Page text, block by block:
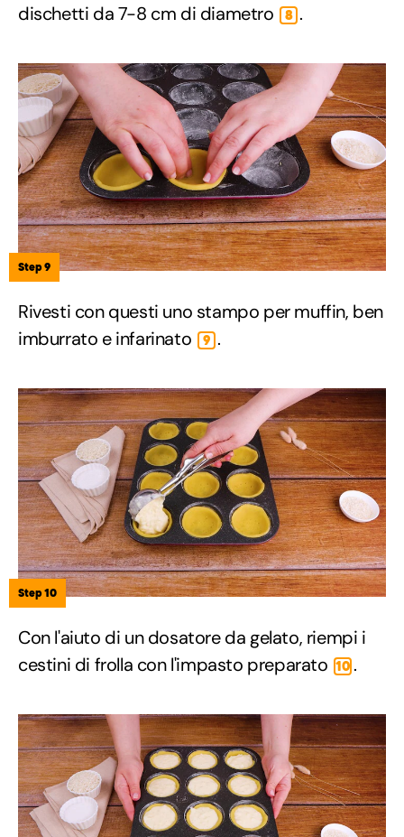
dischetti da 7-8 cm di diametro
8 .
Step 9
Rivesti con questi uno stampo per muffin, ben
imburrato e infarinato
9 .
Step 10
Con l'aiuto di un dosatore da gelato, riempi i
cestini di frolla con l'impasto preparato 10 .